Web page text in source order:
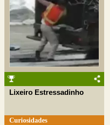
Lixeiro Estressadinho
Curiosidades